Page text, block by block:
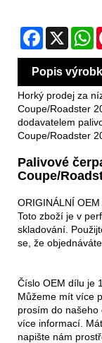
Facebook
X
Popis
Horký prodej za
Coupe/Roadster
dodavatelem
Coupe/Roadster
Palivové
Coupe/
ORIGINÁLNÍ
Toto zboží je v
skladování.
se, že
Číslo OEM dílu je
Můžeme mít více
prosím do našeho
více informací.
napište nám